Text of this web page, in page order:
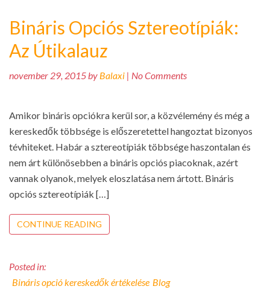
Bináris Opciós Sztereotípiák:
Az Útikalauz
november 29, 2015 by Balaxi | No Comments
Amikor bináris opciókra kerül sor, a közvélemény és még a
kereskedők többsége is előszeretettel hangoztat bizonyos
tévhiteket. Habár a sztereotípiák többsége haszontalan és
nem árt különösebben a bináris opciós piacoknak, azért
vannak olyanok, melyek eloszlatása nem ártott. Bináris
opciós sztereotípiák […]
CONTINUE READING
Posted in:
Bináris opció kereskedők értékelése Blog